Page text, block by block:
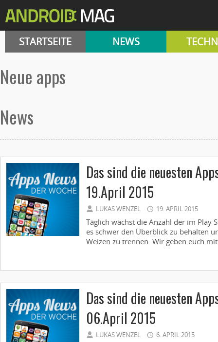
STARTSEITE NEWS
neue apps
News
Das sind die neuesten
19.April 2015
LUKAS WENZEL 19. APRIL 2015
Täglich wächst die Anzahl der im Play
es schwer den Überblick zu behalten
Weizen zu trennen. Wir geben euch
Das sind die neuesten
06.April 2015
LUKAS WENZEL 6. APRIL 2015